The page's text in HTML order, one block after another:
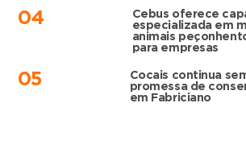
04
Cebus oferece
especializada em
animais
para empresas
05
Cocais continua
promessa de
em Fabriciano